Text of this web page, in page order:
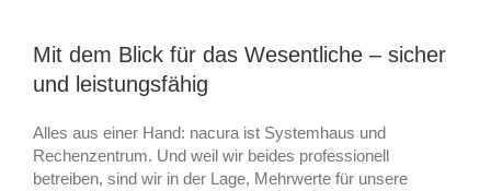
Mit dem Blick für das Wesentliche – sicher
und leistungsfähig
Alles aus einer Hand: nacura ist Systemhaus und
Rechenzentrum. Und weil wir beides professionell
betreiben, sind wir in der Lage, Mehrwerte für unsere